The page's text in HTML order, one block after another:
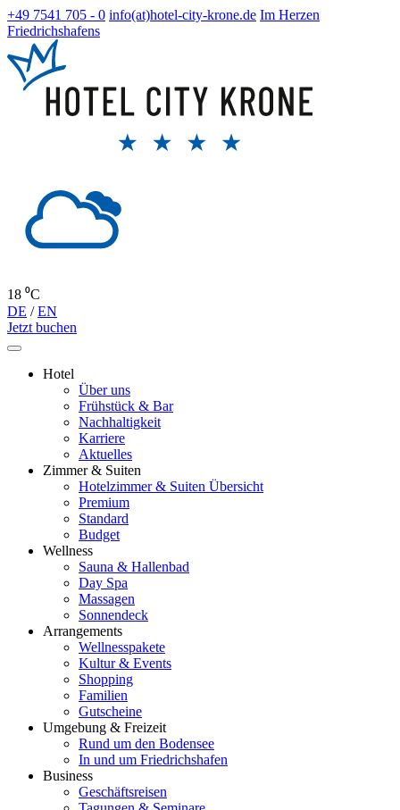
+49 7541 705 - 0 info(at)hotel-city-krone.de Im Herzen
Friedrichshafens
18 ⁰C
DE /EN
Jetzt buchen
Hotel
Über uns
Frühstück & Bar
Nachhaltigkeit
Karriere
Aktuelles
Zimmer & Suiten
Hotelzimmer & Suiten Übersicht
Premium
Standard
Budget
Wellness
Sauna & Hallenbad
Day Spa
Massagen
Sonnendeck
Arrangements
Wellnesspakete
Kultur & Events
Shopping
Familien
Gutscheine
Umgebung & Freizeit
Rund um den Bodensee
In und um Friedrichshafen
Business
Geschäftsreisen